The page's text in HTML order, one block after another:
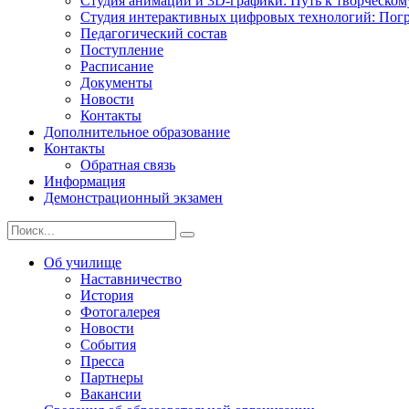
Студия интерактивных цифровых технологий:
Педагогический состав
Поступление
Расписание
Документы
Новости
Контакты
Дополнительное образование
Контакты
Обратная связь
Информация
Демонстрационный экзамен
Об училище
Наставничество
История
Фотогалерея
Новости
События
Пресса
Партнеры
Вакансии